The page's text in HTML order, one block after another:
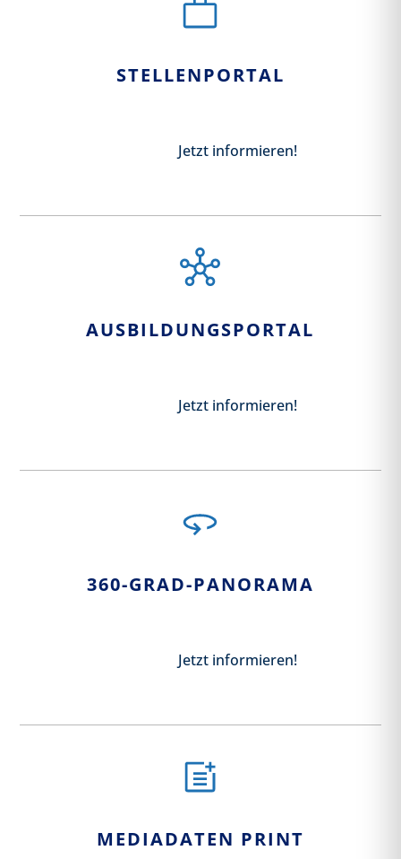
STELLENPORTAL
Jetzt informieren!
AUSBILDUNGSPORTAL
Jetzt informieren!
360-GRAD-PANORAMA
Jetzt informieren!
MEDIADATEN PRINT